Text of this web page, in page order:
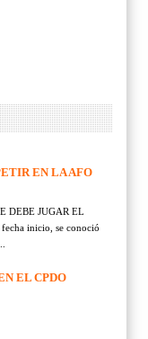
EN LA AFO
DEBE JUGAR EL
inicio, se conoció
EL CPDO